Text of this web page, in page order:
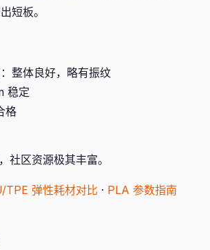
短板。
整体良好，略有振纹
稳定
格
社区资源极其丰富。
TPE 弹性耗材对比 · PLA 参数指南